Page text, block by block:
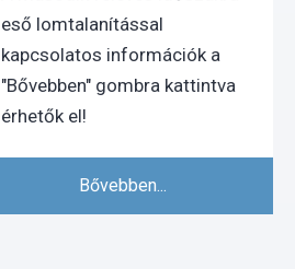
eső lomtalanítással
kapcsolatos információk a
"Bővebben" gombra kattintva
érhetők el!
Bővebben...